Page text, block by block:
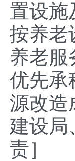
置设施
按养老
养老服
优先承
源改造
建设局
责］